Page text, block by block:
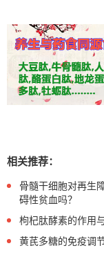
相关推荐：
骨髓干细胞对再生
碍性贫血吗？
枸杞肽酵素的作用
黄芪多糖的免疫调